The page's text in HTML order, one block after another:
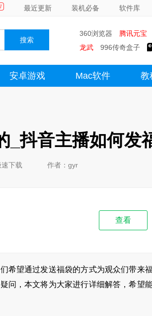
最近更新 装机必备 软件库
360浏览器 腾讯元宝
龙武
996传奇盒子
安卓游戏 Mac软件 教
_抖音主播如何发
下载 作者：gyr
查看
希望通过发送福袋的方式为观众们带来
问，本文将为大家进行详细解答，希望